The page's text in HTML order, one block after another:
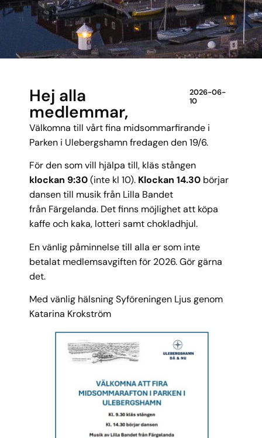
Hej alla
medlemmar,
2026-06-
10
Välkomna till vårt fina midsommarfirande i
Parken i Ulebergshamn fredagen den 19/6.
För den som vill hjälpa till, kläs stången
klockan 9:30(inte kl 10). Klockan 14.30 börjar
dansen till musik från Lilla Bandet
från Färgelanda. Det finns möjlighet att köpa
kaffe och kaka, lotteri samt chokladhjul.
En vänlig påminnelse till alla er som inte
betalat medlemsavgiften för 2026. Gör gärna
det.
Med vänlig hälsning Syföreningen Ljus genom
Katarina Krokström